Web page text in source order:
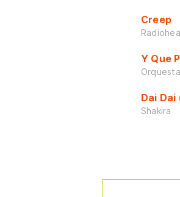
Creep
Y Que
Dai
Shakira